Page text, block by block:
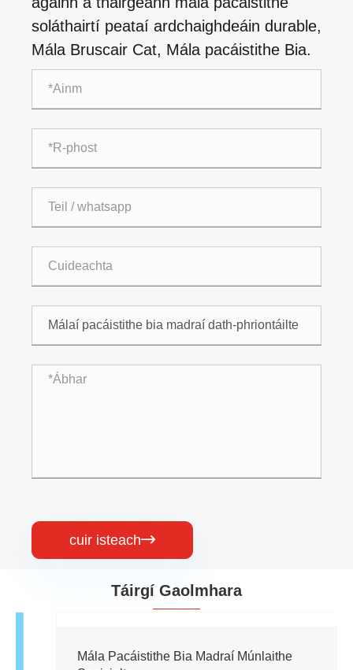
soláthairtí peataí ardchaighdeáin durable,
Mála Bruscair Cat, Mála pacáistithe Bia.
cuir isteach
Táirgí Gaolmhara